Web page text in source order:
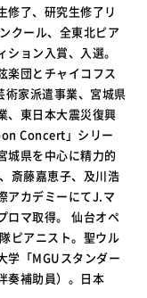
修了、研究生修了リ
クール、全東北ピア
ョン入賞、入選。
楽団とチャイコフス
術家派遣事業、宮城県
、東日本大震災復興
Concert」シリー
城県を中心に精力的
斎藤嘉恵子、及川浩
アカデミーにてJ.マ
ロマ取得。 仙台オペ
ピアニスト。聖ウル
学「MGUスタンダー
奏補助員）。日本